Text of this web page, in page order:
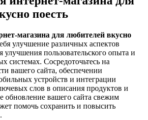
поесть
магазина для любителей вкусно
улучшение различных аспектов
улучшения пользовательского опыта и
системах. Сосредоточьтесь на
вашего сайта, обеспечении
устройств и интеграции
слов в описания продуктов и
обновление вашего сайта свежим
помочь сохранить и повысить